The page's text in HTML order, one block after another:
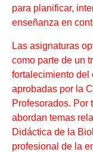
para planificar,
enseñanza en
Las asignaturas
como parte de un
fortalecimiento del
aprobadas por la
Profesorados. Por
abordan temas
Didáctica de la
profesional de la